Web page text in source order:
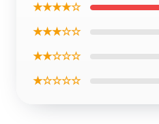
★★★★☆
★★★☆☆
★★☆☆☆
★☆☆☆☆